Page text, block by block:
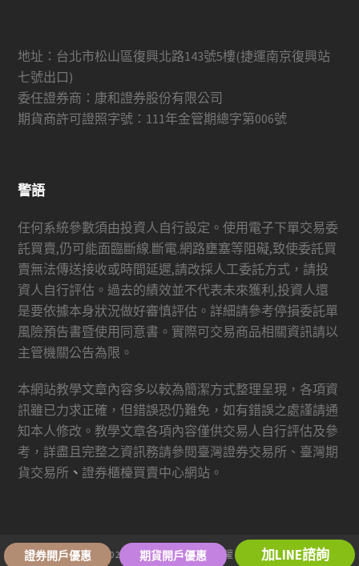
地址：台北市松山區復興北路143號5樓(捷運南京復興站
七號出口)
委任證券商：康和證券股份有限公司
期貨商許可證照字號：111年金管期總字第006號
警語
任何系統參數須由投資人自行設定。使用電子下單交易委
託買賣,仍可能面臨斷線.斷電.網路壅塞等阻礙,致使委託買
賣無法傳送接收或時間延遲,請改採人工委託方式，請投
資人自行評估。過去的績效並不代表未來獲利,投資人還
是要依據本身狀況做好審慎評估。詳細請參考停損委託單
風險預告書暨使用同意書。實際可交易商品相關資訊請以
主管機關公告為限。
本網站教學文章內容多以較為簡潔方式整理呈現，各項資
訊雖已力求正確，但錯誤恐仍難免，如有錯誤之處謹請通
知本人修改。教學文章各項內容僅供交易人自行評估及參
考，詳盡且完整之資訊務請參閱臺灣證券交易所、臺灣期
貨交易所 、證券櫃檯買賣中心網站。
2026 康和期貨-羅憶雯 版權所有
證券開戶優惠 期貨開戶優惠 加LINE諮詢